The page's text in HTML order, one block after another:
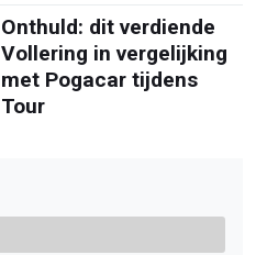
Onthuld: dit verdiende
Vollering in vergelijking
met Pogacar tijdens
Tour